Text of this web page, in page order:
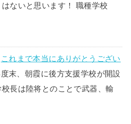
ないと思います！ 職種学校
これまで本当にありがとうござい
末、朝霞に後方支援学校が開設
長は陸将とのことで武器、輸